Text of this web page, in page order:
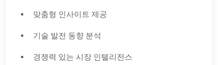
맞춤형 인사이트 제공
기술 발전 동향 분석
경쟁력 있는 시장 인텔리전스